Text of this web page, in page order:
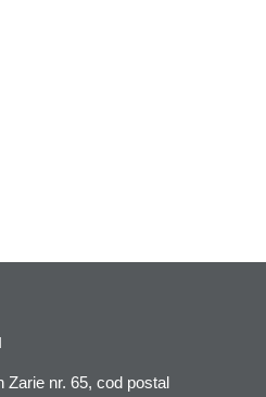
Zarie nr. 65, cod postal